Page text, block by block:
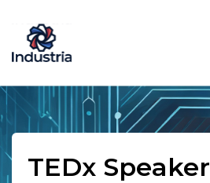
TEDx Speaker